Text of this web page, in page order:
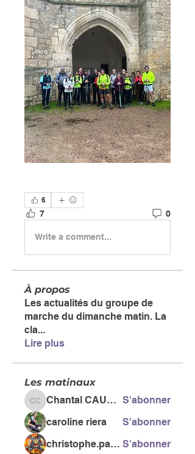
6
7 0
Write a comment...
À propos
Les actualités du groupe de
marche du dimanche matin. La
cla...
Lire plus
Les matinaux
Chantal CAUSSE Chantal CAUSSE S'abonner
caroline riera
S'abonner
christophe.pacific S'abonner